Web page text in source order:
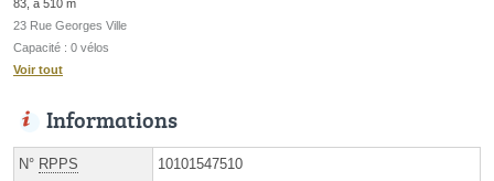
83, à 510 m
23 Rue Georges Ville
Capacité : 0 vélos
Voir tout
Informations
N° RPPS 10101547510